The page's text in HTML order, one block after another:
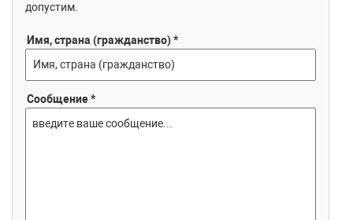
допустим.
Имя, страна (гражданство) *
Сообщение *